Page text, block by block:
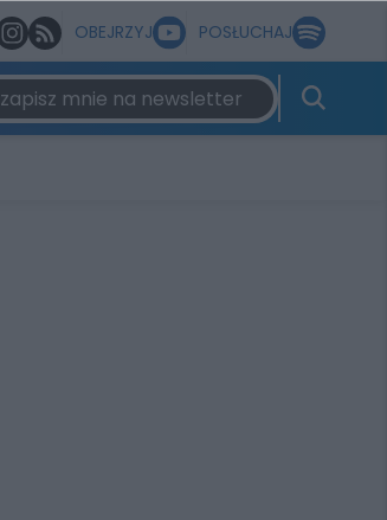
OBEJRZYJ POSŁUCHAJ
zapisz mnie na newsletter